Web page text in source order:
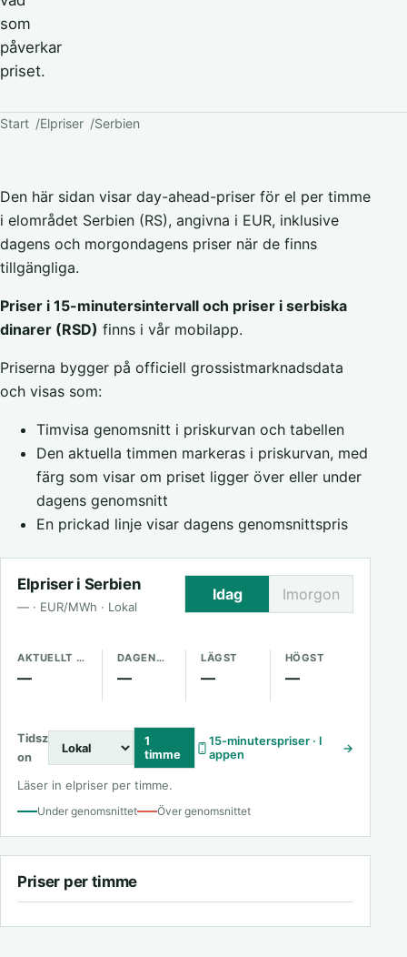
som
påverkar
priset.
Start Elpriser Serbien
Den här sidan visar day-ahead-priser för el per timme
i elområdet Serbien (RS), angivna i EUR, inklusive
dagens och morgondagens priser när de finns
tillgängliga.
Priser i 15-minutersintervall och priser i serbiska
dinarer (RSD) finns i vår mobilapp.
Priserna bygger på officiell grossistmarknadsdata
och visas som:
Timvisa genomsnitt i priskurvan och tabellen
Den aktuella timmen markeras i priskurvan, med
färg som visar om priset ligger över eller under
dagens genomsnitt
En prickad linje visar dagens genomsnittspris
Elpriser i Serbien
— · EUR/MWh · Lokal
Idag Imorgon
AKTUELLT PRIS
—
DAGENS GENOMSNITT
—
LÄGST
—
HÖGST
—
Tidsz
on
1
timme
15-minuterspriser · I
appen
→
Läser in elpriser per timme.
Under genomsnittet Över genomsnittet
Priser per timme